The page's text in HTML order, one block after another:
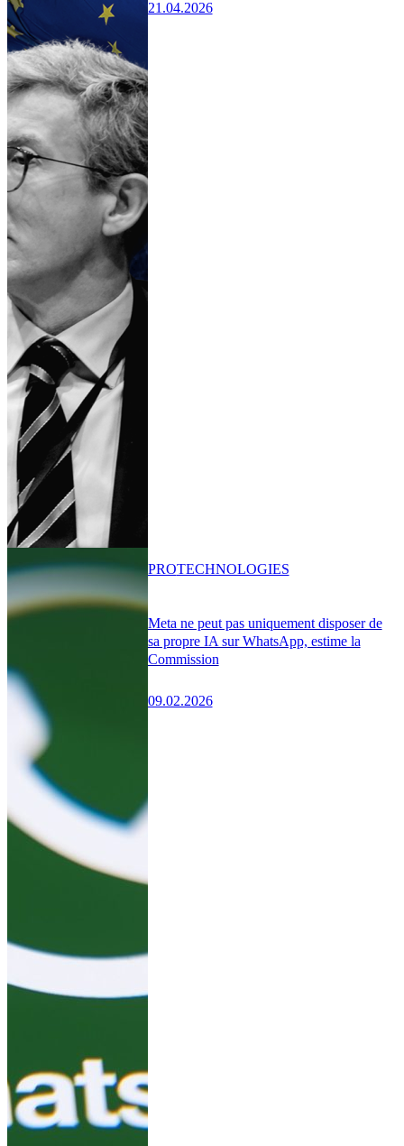
21.04.2026
Meta ne peut pas uniquement disposer de
sa propre IA sur WhatsApp, estime la
Commission
09.02.2026
PROTECHNOLOGIES